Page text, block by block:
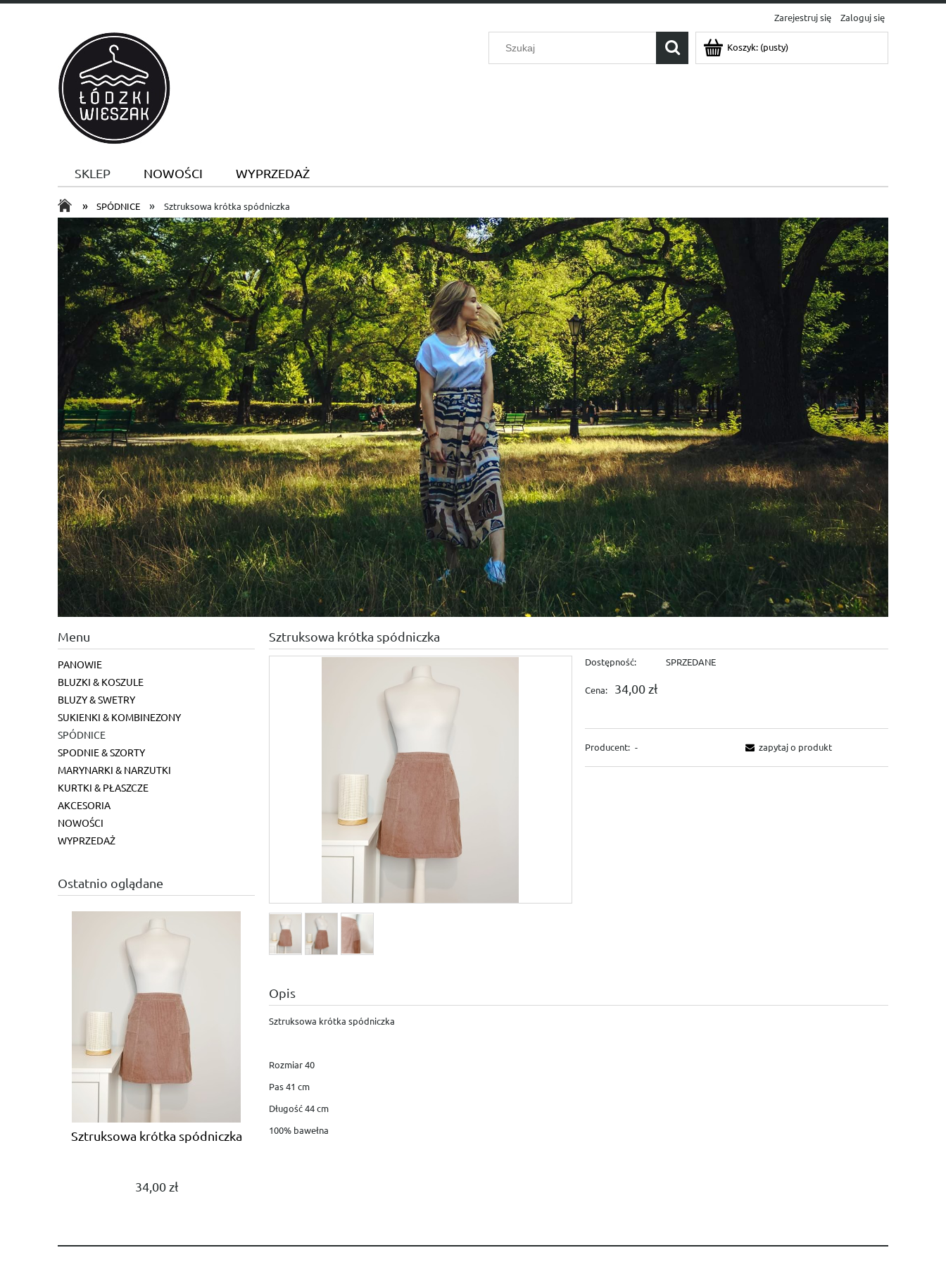
Zarejestruj się Zaloguj się
Koszyk: (pusty)
SKLEP NOWOŚCI WYPRZEDAŻ
» SPÓDNICE » Sztruksowa krótka spódniczka
Menu
PANOWIE
BLUZKI & KOSZULE
BLUZY & SWETRY
SUKIENKI & KOMBINEZONY
SPÓDNICE
SPODNIE & SZORTY
MARYNARKI & NARZUTKI
KURTKI & PŁASZCZE
AKCESORIA
NOWOŚCI
WYPRZEDAŻ
Ostatnio oglądane
Sztruksowa krótka spódniczka
34,00 zł
Sztruksowa krótka spódniczka
Dostępność: SPRZEDANE
Cena: 34,00 zł
Producent: - zapytaj o produkt
Opis
Sztruksowa krótka spódniczka
Rozmiar 40
Pas 41 cm
Długość 44 cm
100% bawełna